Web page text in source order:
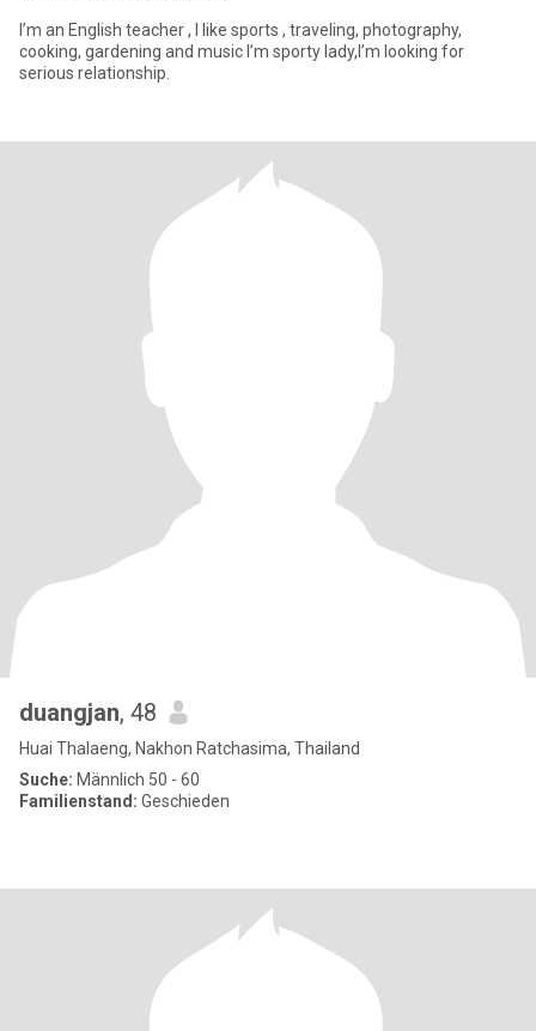
I’m an English teacher , I like sports , traveling, photography,
cooking, gardening and music I’m sporty lady,I’m looking for
serious relationship.
duangjan, 48
Huai Thalaeng, Nakhon Ratchasima, Thailand
Suche: Männlich 50 - 60
Familienstand: Geschieden